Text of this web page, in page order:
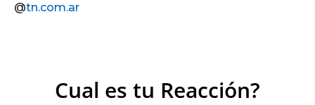
@tn.com.ar
Cual es tu Reacción?